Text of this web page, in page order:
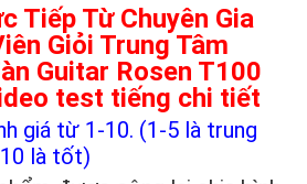
Tiếp Từ Chuyên Gia
Giỏi Trung Tâm
Guitar Rosen T100
test tiếng chi tiết
giá từ 1-10. (1-5 là trung
là tốt)